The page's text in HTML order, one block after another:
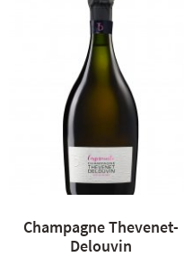
Champagne Thevenet-
Delouvin